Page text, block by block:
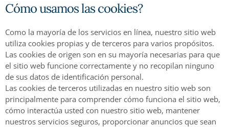
Cómo usamos las cookies?
Como la mayoría de los servicios en línea, nuestro sitio web
utiliza cookies propias y de terceros para varios propósitos.
Las cookies de origen son en su mayoría necesarias para que
el sitio web funcione correctamente y no recopilan ninguno
de sus datos de identificación personal.
Las cookies de terceros utilizadas en nuestro sitio web son
principalmente para comprender cómo funciona el sitio web,
cómo interactúa usted con nuestro sitio web, mantener
nuestros servicios seguros, proporcionar anuncios que sean